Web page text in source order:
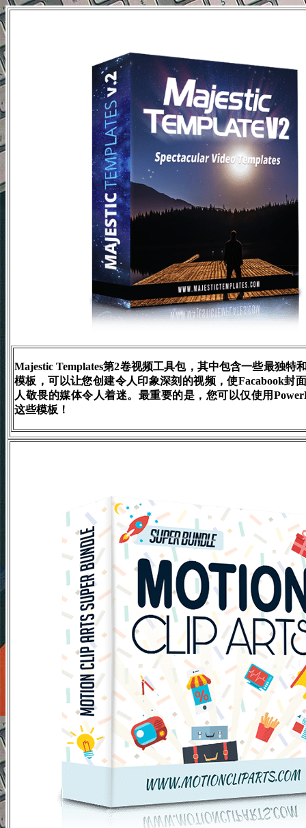
Majestic Templates第2卷视频工具包，其中包含一些最独特
模板，可以让您创建令人印象深刻的视频，使Facabook封
人敬畏的媒体令人着迷。最重要的是，您可以仅使用
这些模板！